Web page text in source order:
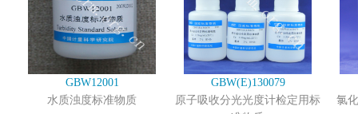
GBW12001
水质浊度标准物质
GBW(E)130079
原子吸收分光光度计检定用标
氯